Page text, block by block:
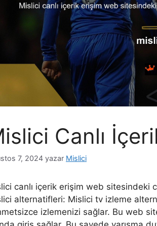
Canlı
7, 2024 yazar Mislici
canlı içerik erişim web sitesindeki
alternatifleri: Mislici tv izleme
izlemenizi sağlar. Bu web